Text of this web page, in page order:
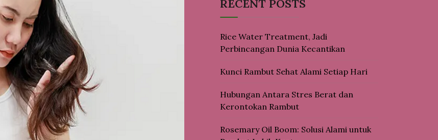
RECENT POSTS
Rice Water Treatment, Jadi
Perbincangan Dunia Kecantikan
Kunci Rambut Sehat Alami Setiap Hari
Hubungan Antara Stres Berat dan
Kerontokan Rambut
Rosemary Oil Boom: Solusi Alami untuk